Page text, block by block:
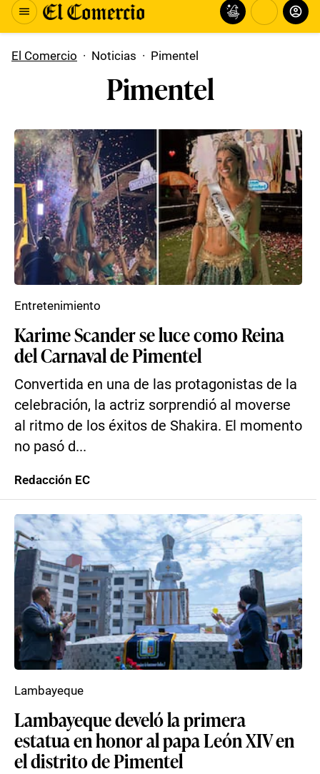
El Comercio · Noticias · Pimentel
Pimentel
Karime Scander se luce como Reina
del Carnaval de Pimentel
Convertida en una de las protagonistas de la
celebración, la actriz sorprendió al moverse
al ritmo de los éxitos de Shakira. El momento
no pasó d...
Entretenimiento
Redacción EC
Lambayeque develó la primera
estatua en honor al papa León XIV en
el distrito de Pimentel
Lambayeque